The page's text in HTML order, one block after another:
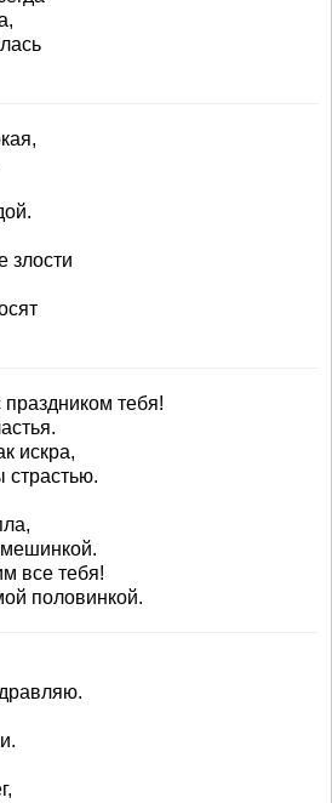
злости
тебя!
искра,
страстью.
все тебя!
половинкой.